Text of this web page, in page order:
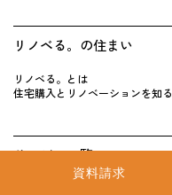
資料請求
リノベる。の住まい
リノベる。とは
住宅購入とリノベーションを知る
サービス一覧